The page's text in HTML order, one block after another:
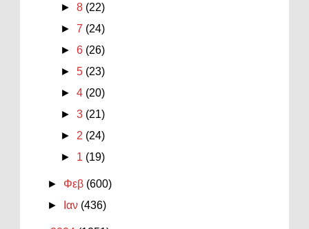
►8 (22)
►7 (24)
►6 (26)
►5 (23)
►4 (20)
►3 (21)
► 2 (24)
► 1 (19)
► Φεβ (600)
►
Ιαν (436)